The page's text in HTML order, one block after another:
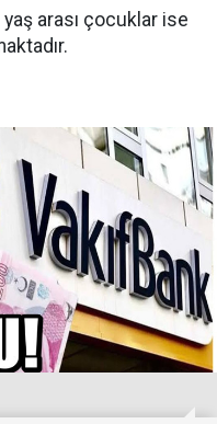
arası çocuklar ise